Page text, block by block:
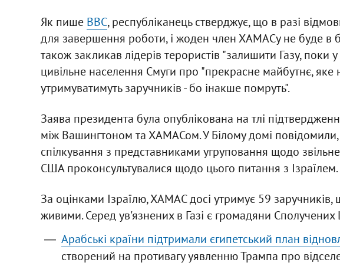
Як пише BBC, республіканець стверджує, що в разі
для завершення роботи, і жоден член ХАМАСу не буде в
також закликав лідерів терористів "залишити Газу, поки
цивільне населення Смуги про "прекрасне майбутнє,
утримуватимуть заручників - бо інакше помруть".
Заява президента була опублікована на тлі
між Вашингтоном та ХАМАСом. У Білому домі
спілкування з представниками угруповання щодо
США проконсультувалися щодо цього питання з Ізраїлем.
За оцінками Ізраїлю, ХАМАС досі утримує 59
живими. Серед ув'язнених в Газі є громадяни Сполучених
Арабські країни підтримали єгипетський план
створений на противагу уявленню Трампа про